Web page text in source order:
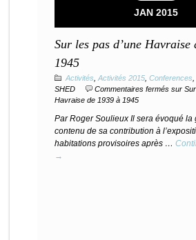
JAN 2015
Sur les pas d’une Havraise
1945
Activités Activités 2015 Conferences
SHED
Commentaires fermés sur
Havraise de 1939 à 1945
Par Roger Soulieux Il sera évoqué la
contenu de sa contribution à
habitations provisoires après …
→